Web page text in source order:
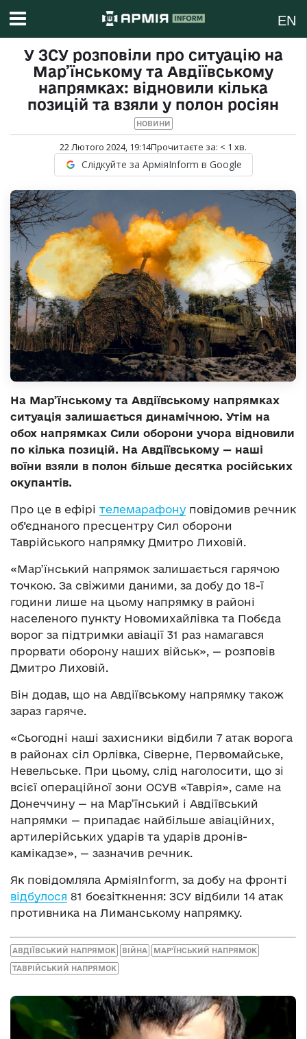
EN
У ЗСУ розповіли про ситуацію на
Мар’їнському та Авдіївському
напрямках: відновили кілька
позицій та взяли у полон росіян
НОВИНИ
22 Лютого 2024, 19:14Прочитаєте за: < 1 хв.
Слідкуйте за АрміяInform в Google
На Мар’їнському та Авдіївському напрямках
ситуація залишається динамічною. Утім на
обох напрямках Сили оборони учора відновили
по кілька позицій. На Авдіївському — наші
воїни взяли в полон більше десятка російських
окупантів.
Про це в ефірі телемарафону повідомив речник
об’єднаного пресцентру Сил оборони
Таврійського напрямку Дмитро Лиховій.
«Мар’їнський напрямок залишається гарячою
точкою. За свіжими даними, за добу до 18-ї
години лише на цьому напрямку в районі
населеного пункту Новомихайлівка та Побєда
ворог за підтримки авіації 31 раз намагався
прорвати оборону наших військ», — розповів
Дмитро Лиховій.
Він додав, що на Авдіївському напрямку також
зараз гаряче.
«Сьогодні наші захисники відбили 7 атак ворога
в районах сіл Орлівка, Сіверне, Первомайське,
Невельське. При цьому, слід наголосити, що зі
всієї операційної зони ОСУВ «Таврія», саме на
Донеччину — на Мар’їнський і Авдіївський
напрямки — припадає найбільше авіаційних,
артилерійських ударів та ударів дронів-
камікадзе», — зазначив речник.
Як повідомляла АрміяInform, за добу на фронті
відбулося 81 боєзіткнення: ЗСУ відбили 14 атак
противника на Лиманському напрямку.
АВДІЇВСЬКИЙ НАПРЯМОК ВІЙНА МАР'ЇНСЬКИЙ НАПРЯМОК
ТАВРІЙСЬКИЙ НАПРЯМОК